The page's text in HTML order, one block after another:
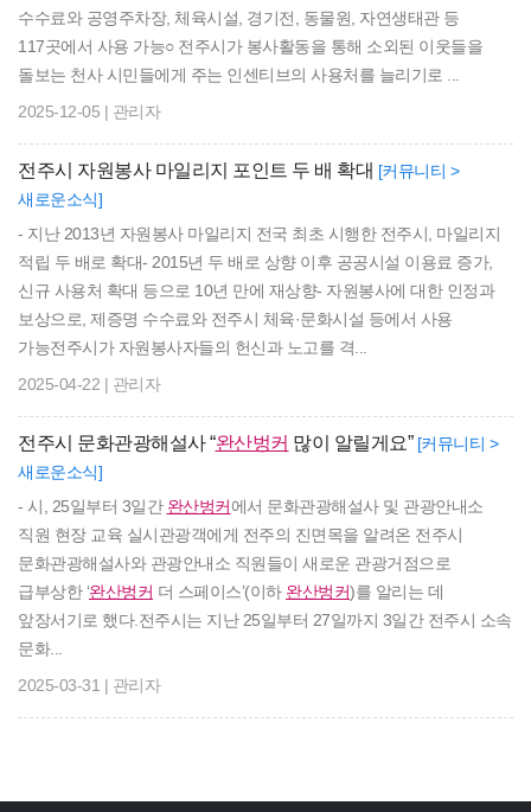
수수료와 공영주차장, 체육시설, 경기전, 동물원, 자연생태관 등
117곳에서 사용 가능○ 전주시가 봉사활동을 통해 소외된 이웃들을
돌보는 천사 시민들에게 주는 인센티브의 사용처를 늘리기로 ...
2025-12-05 | 관리자
전주시 자원봉사 마일리지 포인트 두 배 확대 [커뮤니티 >
새로운소식]
- 지난 2013년 자원봉사 마일리지 전국 최초 시행한 전주시, 마일리지
적립 두 배로 확대- 2015년 두 배로 상향 이후 공공시설 이용료 증가,
신규 사용처 확대 등으로 10년 만에 재상향- 자원봉사에 대한 인정과
보상으로, 제증명 수수료와 전주시 체육·문화시설 등에서 사용
가능전주시가 자원봉사자들의 헌신과 노고를 격...
2025-04-22 | 관리자
전주시 문화관광해설사 “완산벙커 많이 알릴게요” [커뮤니티 >
새로운소식]
- 시, 25일부터 3일간 완산벙커에서 문화관광해설사 및 관광안내소
직원 현장 교육 실시관광객에게 전주의 진면목을 알려온 전주시
문화관광해설사와 관광안내소 직원들이 새로운 관광거점으로
급부상한 ‘완산벙커 더 스페이스’(이하 완산벙커)를 알리는 데
앞장서기로 했다.전주시는 지난 25일부터 27일까지 3일간 전주시 소속
문화...
2025-03-31 | 관리자